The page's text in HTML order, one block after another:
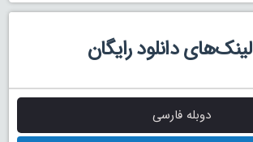
دانلود رایگان
دوبله فارسی